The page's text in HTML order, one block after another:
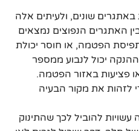
שונים, ולעיתים אלה
האתגרים הנפוצים נמצאים
הפטמה, או חוסר יכולת
יכול לנבוע ממספר
או פציעות באזור הפטמה.
לזהות את מקור הבעיה
להוביל לכך שהתינוק